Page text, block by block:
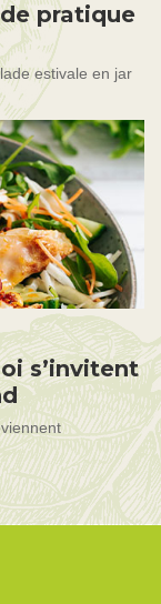
pratique
estivale en jar
s’invitent